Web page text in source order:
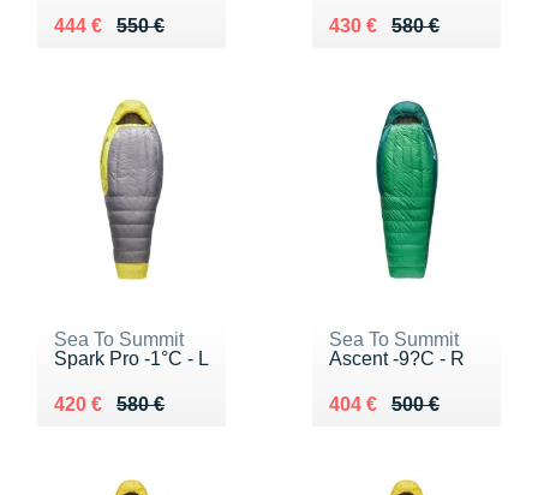
550 €
Au lieu de 550 €
444 €
Vendu 444 € 580 €
Au lieu de 580 €
430 €
Vendu 430 €
Sea To Summit
Spark Pro -1°C - L
580 €
Au lieu de 580 €
420 €
Vendu 420 €
Sea To Summit
Ascent -9?C - R
500 €
Au lieu de 500 €
404 €
Vendu 404 €